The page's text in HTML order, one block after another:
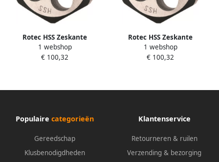
Rotec HSS Zeskante
Snijmoeren DIN 382 BSP G 3
8-19 3770375
1 webshop
€ 100,32
Rotec HSS Zeskante
Snijmoeren DIN 382 BSP G 1
2-14 3770500 377.0500
1 webshop
€ 100,32
Populaire categorieën
Gereedschap
Klusbenodigdheden
Klantenservice
Retourneren & ruilen
Verzending & bezorging